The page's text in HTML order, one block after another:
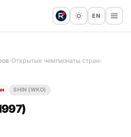
EN
›Открытые чемпионаты стран›
SHIN (WKO)